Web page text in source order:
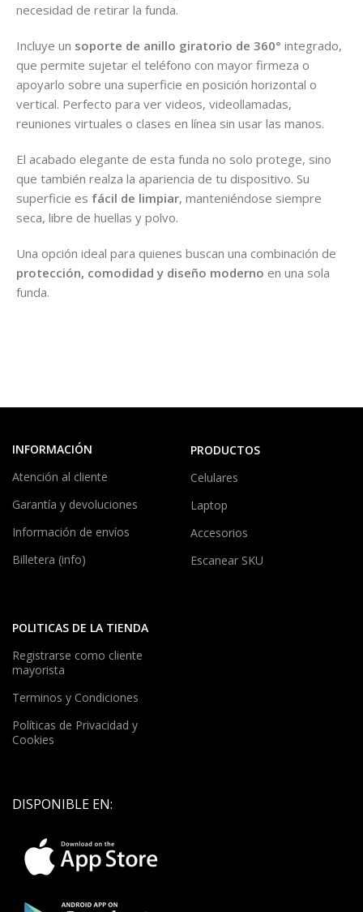
necesidad de retirar la funda.
Incluye un soporte de anillo giratorio de 360° integrado,
que permite sujetar el teléfono con mayor firmeza o
apoyarlo sobre una superficie en posición horizontal o
vertical. Perfecto para ver videos, videollamadas,
reuniones virtuales o clases en línea sin usar las manos.
El acabado elegante de esta funda no solo protege, sino
que también realza la apariencia de tu dispositivo. Su
superficie es fácil de limpiar, manteniéndose siempre
seca, libre de huellas y polvo.
Una opción ideal para quienes buscan una combinación de
protección, comodidad y diseño moderno en una sola
funda.
INFORMACIÓN
Atención al cliente
Garantía y devoluciones
Información de envíos
Billetera (info)
PRODUCTOS
Celulares
Laptop
Accesorios
Escanear SKU
POLITICAS DE LA TIENDA
Registrarse como cliente
mayorista
Terminos y Condiciones
Políticas de Privacidad y
Cookies
DISPONIBLE EN: